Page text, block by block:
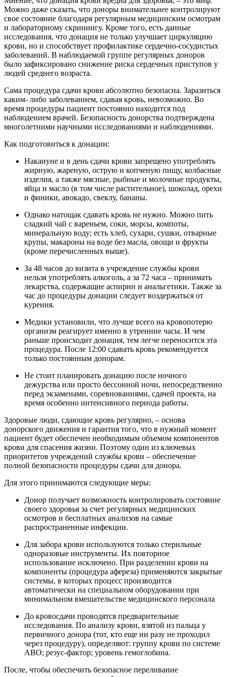
Можно даже сказать, что доноры внимательнее контролируют
свое состояние благодаря регулярным медицинским осмотрам
и лабораторному скринингу. Кроме того, есть данные
исследования, что донация не только улучшает циркуляцию
крови, но и способствует профилактике сердечно-сосудистых
заболеваний. В наблюдаемой группе регулярных доноров
было зафиксировано снижение риска сердечных приступов у
людей среднего возраста.
Сама процедура сдачи крови абсолютно безопасна. Заразиться
каким- либо заболеванием, сдавая кровь, невозможно. Во
время процедуры пациент постоянно находится под
наблюдением врачей. Безопасность донорства подтверждена
многолетними научными исследованиями и наблюдениями.
Как подготовиться к донации:
Накануне и в день сдачи крови запрещено употреблять
жирную, жареную, острую и копченую пищу, колбасные
изделия, а также мясные, рыбные и молочные продукты,
яйца и масло (в том числе растительное), шоколад, орехи
и финики, авокадо, свеклу, бананы.
Однако натощак сдавать кровь не нужно. Можно пить
сладкий чай с вареньем, соки, морсы, компоты,
минеральную воду; есть хлеб, сухари, сушки, отварные
крупы, макароны на воде без масла, овощи и фрукты
(кроме перечисленных выше).
За 48 часов до визита в учреждение службы крови
нельзя употреблять алкоголь, а за 72 часа – принимать
лекарства, содержащие аспирин и анальгетики. Также за
час до процедуры донации следует воздержаться от
курения.
Медики установили, что лучше всего на кровопотерю
организм реагирует именно в утренние часы. И чем
раньше происходит донация, тем легче переносится эта
процедура. После 12:00 сдавать кровь рекомендуется
только постоянным донорам.
Не стоит планировать донацию после ночного
дежурства или просто бессонной ночи, непосредственно
перед экзаменами, соревнованиями, сдачей проекта, на
время особенно интенсивного периода работы.
Здоровые люди, сдающие кровь регулярно, – основа
донорского движения и гарантия того, что в нужный момент
пациент будет обеспечен необходимым объемом компонентов
крови для спасения жизни. Поэтому один из ключевых
приоритетов учреждений службы крови – обеспечение
полной безопасности процедуры сдачи для донора.
Для этого принимаются следующие меры:
Донор получает возможность контролировать состояние
своего здоровья за счет регулярных медицинских
осмотров и бесплатных анализов на самые
распространенные инфекции.
Для забора крови используются только стерильные
одноразовые инструменты. Их повторное
использование исключено. При разделении крови на
компоненты (процедура афереза) применяются закрытые
системы, в которых процесс производится
автоматически на специальном оборудовании при
минимальном вмешательстве медицинского персонала
До кровосдачи проводятся предварительные
исследования. По анализу крови, взятой из пальца у
первичного донора (тот, кто еще ни разу не проходил
через процедуру), определяют: группу крови по системе
АВО; резус-фактор; уровень гемоглобина.
После, чтобы обеспечить безопасное переливание